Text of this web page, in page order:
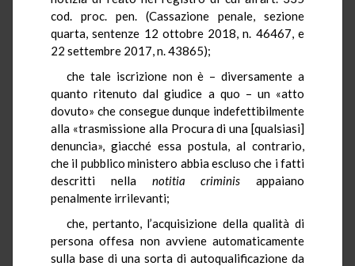
cod. proc. pen. (Cassazione penale, sezione
quarta, sentenze 12 ottobre 2018, n. 46467, e
22 settembre 2017, n. 43865);
che tale iscrizione non è – diversamente a
quanto ritenuto dal giudice a quo – un «atto
dovuto» che consegue dunque indefettibilmente
alla «trasmissione alla Procura di una [qualsiasi]
denuncia», giacché essa postula, al contrario,
che il pubblico ministero abbia escluso che i fatti
descritti nella notitia criminis appaiano
penalmente irrilevanti;
che, pertanto, l’acquisizione della qualità di
persona offesa non avviene automaticamente
sulla base di una sorta di autoqualificazione da